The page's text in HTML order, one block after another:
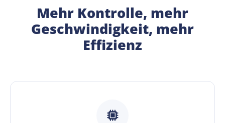
Mehr Kontrolle, mehr
Geschwindigkeit, mehr
Effizienz